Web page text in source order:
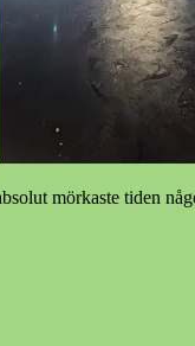
mörkaste tiden